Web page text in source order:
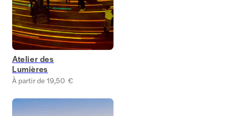
Atelier des
Lumières
À partir de 19,50 €